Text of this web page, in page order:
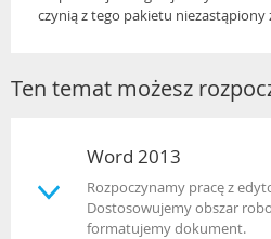
czynią z tego pakietu niezastąpiony
Ten temat możesz
Word 2013
Rozpoczynamy pracę z
Dostosowujemy obszar
formatujemy dokument.